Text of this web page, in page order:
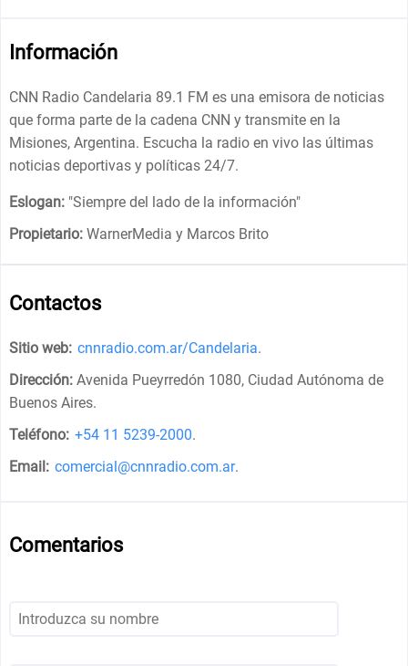
Información
CNN Radio Candelaria 89.1 FM es una emisora de noticias
que forma parte de la cadena CNN y transmite en la
Misiones, Argentina. Escucha la radio en vivo las últimas
noticias deportivas y políticas 24/7.
Eslogan: "Siempre del lado de la información"
Propietario: WarnerMedia y Marcos Brito
Contactos
Sitio web: cnnradio.com.ar/Candelaria.
Dirección: Avenida Pueyrredón 1080, Ciudad Autónoma de
Buenos Aires.
Teléfono: +54 11 5239-2000.
Email: comercial@cnnradio.com.ar.
Comentarios